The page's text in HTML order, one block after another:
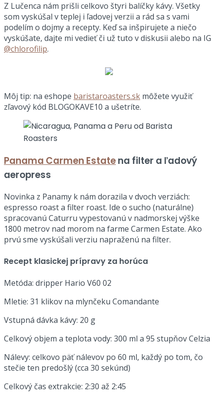
Z Lučenca nám prišli celkovo štyri balíčky kávy. Všetky
som vyskúšal v teplej i ľadovej verzii a rád sa s vami
podelím o dojmy a recepty. Keď sa inšpirujete a niečo
vyskúšate, dajte mi vedieť či už tuto v diskusii alebo na IG
@chlorofilip.
Môj tip: na eshope baristaroasters.sk môžete využiť
zľavový kód BLOGOKAVE10 a ušetríte.
Panama Carmen Estatena filter a ľadový
aeropress
Novinka z Panamy k nám dorazila v dvoch verziách:
espresso roast a filter roast. Ide o sucho (naturálne)
spracovanú Caturru vypestovanú v nadmorskej výške
1800 metrov nad morom na farme Carmen Estate. Ako
prvú sme vyskúšali verziu napraženú na filter.
Recept klasickej prípravy za horúca
Metóda: dripper Hario V60 02
Mletie: 31 klikov na mlynčeku Comandante
Vstupná dávka kávy: 20 g
Celkový objem a teplota vody: 300 ml a 95 stupňov Celzia
Nálevy: celkovo päť nálevov po 60 ml, každý po tom, čo
stečie ten predošlý (cca 30 sekúnd)
Celkový čas extrakcie: 2:30 až 2:45